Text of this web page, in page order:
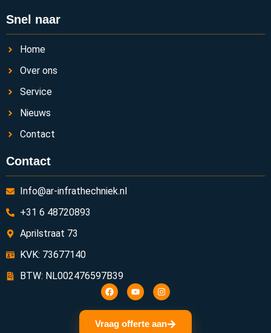
Snel naar
Home
Over ons
Service
Nieuws
Contact
Contact
Info@ar-infrathechniek.nl
+31 6 48720893
Aprilstraat 73
KVK: 73677140
BTW: NL002476597B39
Vraag offerte aan